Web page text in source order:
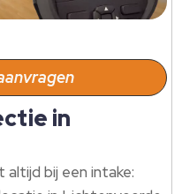
in
bij een intake: